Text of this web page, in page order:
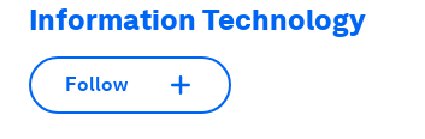
Information Technology
Follow